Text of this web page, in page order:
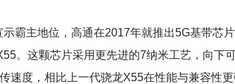
霸主地位，高通在2017年就推出5G基带芯
。这颗芯片采用更先进的7纳米工艺，向
速度，相比上一代骁龙X55在性能与兼容性更